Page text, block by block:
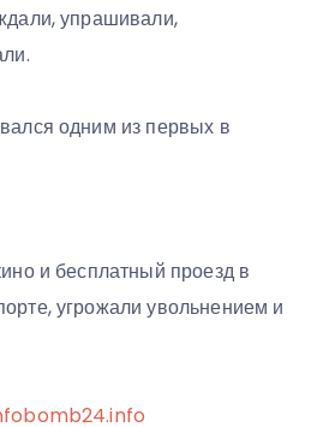
упрашивали,
одним из первых в
и бесплатный проезд в
угрожали увольнением и